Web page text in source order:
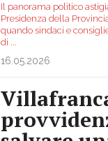
Il panorama politico
Presidenza della
quando sindaci e
di
16.05.2026